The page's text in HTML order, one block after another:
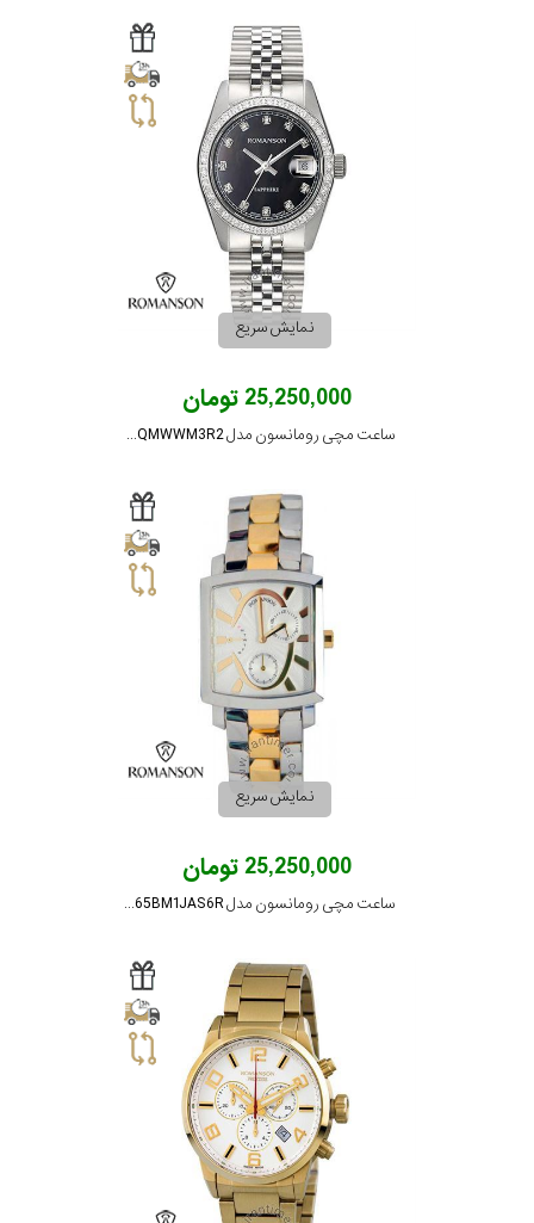
نمایش سریع
25,250,000 تومان
ساعت مچی رومانسون مدل TM7A23QMWWM3R2
نمایش سریع
25,250,000 تومان
ساعت مچی رومانسون مدل TM5165BM1JAS6R